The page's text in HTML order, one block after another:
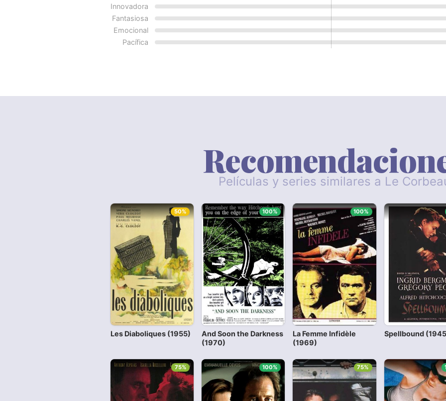
Innovadora
Fantasiosa
Emocional
Pacífica
Películas y series similares a Le
Les Diaboliques (1955)
50%
And Soon the Darkness
(1970)
100%
La Femme Infidèle
(1969)
100%
Spellbound
75% 100% 75%